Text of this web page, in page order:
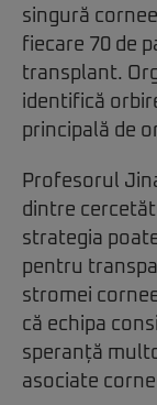
singură
fiecare 70 de
transplant.
identifică
principală de
Profesorul
dintre
strategia
pentru
stromei
că echipa
speranță
asociate